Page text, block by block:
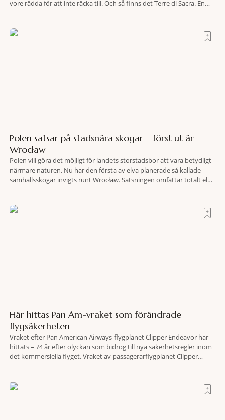
vore rädda för att inte räcka till. Och så finns det Terre di Sacra. En
Polen satsar på stadsnära skogar – först ut är
Wrocław
Polen vill göra det möjligt för landets storstadsbor att vara betydligt
närmare naturen. Nu har den första av elva planerade så kallade
samhällsskogar invigts runt Wrocław. Satsningen omfattar totalt elva
fler människor ska kunna promenera, motionera
Här hittas Pan Am-vraket som förändrade
flygsäkerheten
Vraket efter Pan American Airways-flygplanet Clipper Endeavor har
hittats – 74 år efter olyckan som bidrog till nya säkerhetsregler inom
det kommersiella flyget. Vraket av passagerarflygplanet Clipper
lokaliserades den 2 juni i år med hjälp